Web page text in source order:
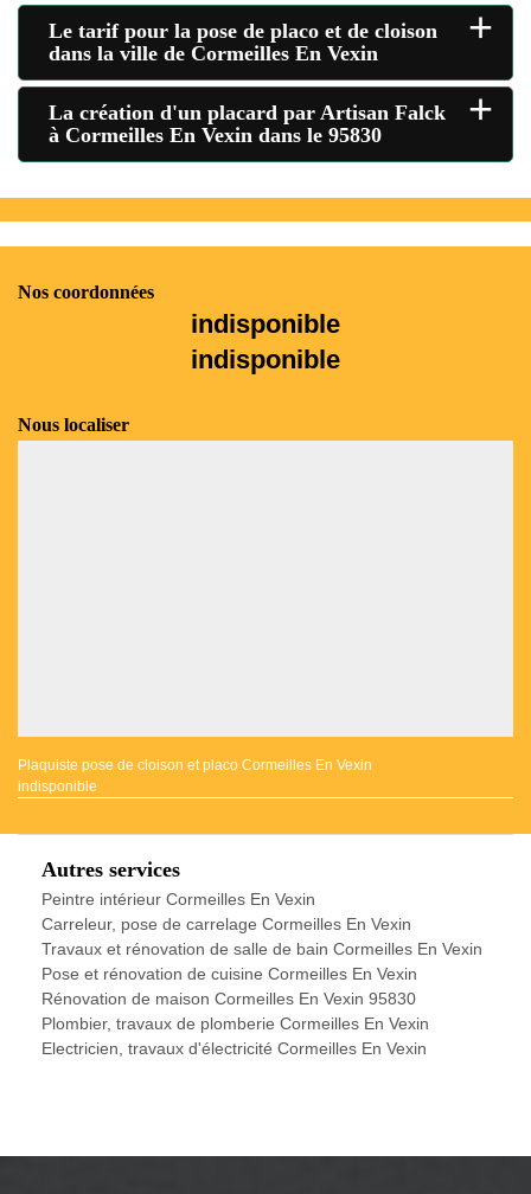
Le tarif pour la pose de placo et de cloison
dans la ville de Cormeilles En Vexin
+
La création d'un placard par Artisan Falck
à Cormeilles En Vexin dans le 95830
+
Nos coordonnées
indisponible
indisponible
Nous localiser
Plaquiste pose de cloison et placo Cormeilles En Vexin
indisponible
Autres services
Peintre intérieur Cormeilles En Vexin
Carreleur, pose de carrelage Cormeilles En Vexin
Travaux et rénovation de salle de bain Cormeilles En Vexin
Pose et rénovation de cuisine Cormeilles En Vexin
Rénovation de maison Cormeilles En Vexin 95830
Plombier, travaux de plomberie Cormeilles En Vexin
Electricien, travaux d'électricité Cormeilles En Vexin